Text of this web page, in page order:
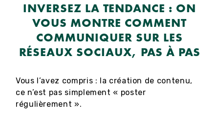
INVERSEZ LA TENDANCE : ON
VOUS MONTRE COMMENT
COMMUNIQUER SUR LES
RÉSEAUX SOCIAUX, PAS À PAS
Vous l’avez compris : la création de contenu,
ce n’est pas simplement « poster
régulièrement ».